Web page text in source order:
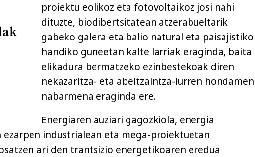
proiektu eolikoz eta fotovoltaikoz josi nahi
dituzte, biodibertsitatean atzerabueltarik
gabeko galera eta balio natural eta paisajistiko
handiko guneetan kalte larriak eraginda, baita
elikadura bermatzeko ezinbestekoak diren
nekazaritza- eta abeltzaintza-lurren hondamen
nabarmena eraginda ere.
Energiaren auziari gagozkiola, energia
industrialean eta mega-proiektuetan
ari den trantsizio energetikoaren eredua